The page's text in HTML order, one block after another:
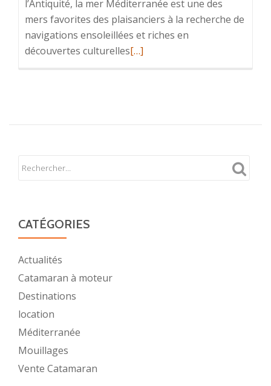
l’Antiquité, la mer Méditerranée est une des
mers favorites des plaisanciers à la recherche de
navigations ensoleillées et riches en
découvertes culturellesEn
[…]
CATÉGORIES
Actualités
Catamaran à moteur
Destinations
location
Méditerranée
Mouillages
Vente Catamaran